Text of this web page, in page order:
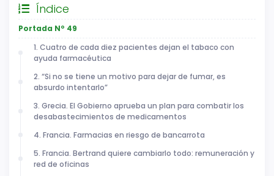
Índice
Portada Nº 49
1. Cuatro de cada diez pacientes dejan el tabaco con
ayuda farmacéutica
2. “Si no se tiene un motivo para dejar de fumar, es
absurdo intentarlo”
3. Grecia. El Gobierno aprueba un plan para combatir los
desabastecimientos de medicamentos
4. Francia. Farmacias en riesgo de bancarrota
5. Francia. Bertrand quiere cambiarlo todo: remuneración y
red de oficinas